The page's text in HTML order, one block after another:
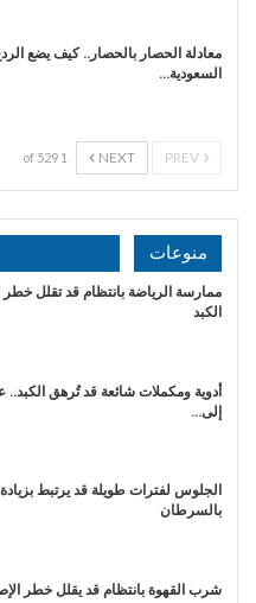
معادلة الحصار بالحصار.. كيف يضع
السعودية…
NEXT
1 of 529
منوعات
ممارسة الرياضة بانتظام قد تقلل
الكبد
أدوية ومكملات شائعة قد تُرهق الكبد..
إلى…
الجلوس لفترات طويلة قد يرتبط
بالسرطان
شرب القهوة بانتظام قد يقلل خطر